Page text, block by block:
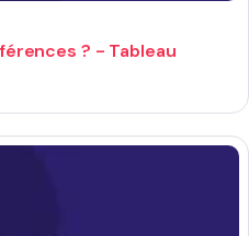
? - Tableau